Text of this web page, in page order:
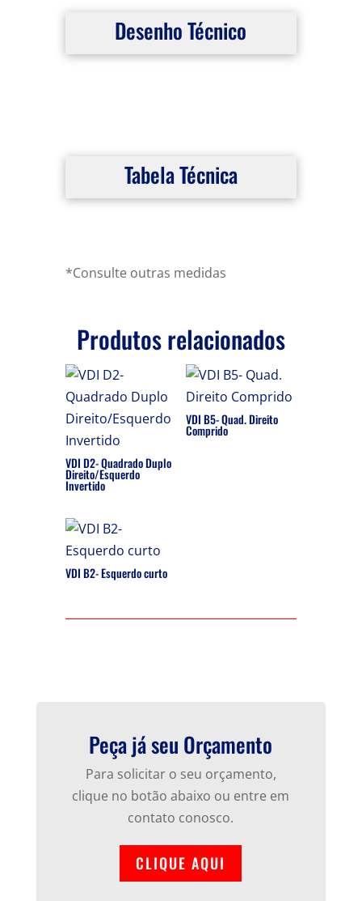
Desenho Técnico
Tabela Técnica
*Consulte outras medidas
Produtos relacionados
VDI D2- Quadrado Duplo
Direito/Esquerdo
Invertido
VDI B5- Quad. Direito
Comprido
VDI B2- Esquerdo curto
Peça já seu Orçamento
Para solicitar o seu orçamento,
clique no botão abaixo ou entre em
contato conosco.
CLIQUE AQUI